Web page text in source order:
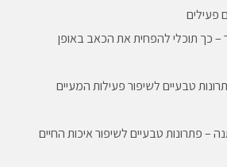
פעילים
– כך תוכלי להפחית את הכאב באופן
טבעיים לשיפור פעילות המעיים
– פתרונות טבעיים לשיפור איכות החיים